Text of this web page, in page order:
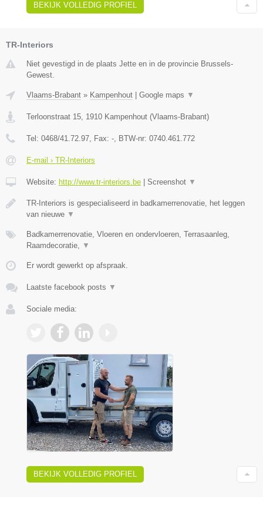
BEKIJK VOLLEDIG PROFIEL
TR-Interiors
Niet gevestigd in de plaats Jette en in de provincie Brussels-
Gewest.
Vlaams-Brabant » Kampenhout Google maps ▼
Terloonstraat 15, 1910 Kampenhout (Vlaams-Brabant)
Tel: 0468/41.72.97, Fax: -, BTW-nr: 0740.461.772
E-mail › TR-Interiors
Website: http://www.tr-interiors.be Screenshot ▼
TR-Interiors is gespecialiseerd in badkamerrenovatie, het leggen
van nieuwe ▼
Badkamerrenovatie, Vloeren en ondervloeren, Terrasaanleg,
Raamdecoratie, ▼
Er wordt gewerkt op afspraak.
Laatste facebook posts ▼
Sociale media:
BEKIJK VOLLEDIG PROFIEL